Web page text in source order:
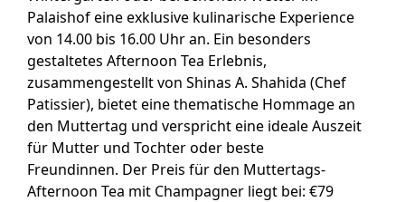
Palaishof eine exklusive kulinarische Experience
von 14.00 bis 16.00 Uhr an. Ein besonders
gestaltetes Afternoon Tea Erlebnis,
zusammengestellt von Shinas A. Shahida (Chef
Patissier), bietet eine thematische Hommage an
den Muttertag und verspricht eine ideale Auszeit
für Mutter und Tochter oder beste
Freundinnen. Der Preis für den Muttertags-
Afternoon Tea mit Champagner liegt bei: €79